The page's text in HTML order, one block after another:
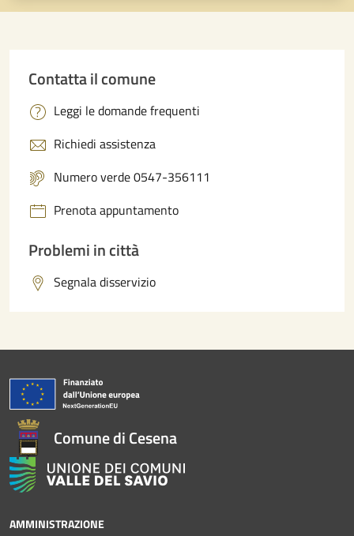
Contatta il comune
Leggi le domande frequenti
Richiedi assistenza
Numero verde 0547-356111
Prenota appuntamento
Problemi in città
Segnala disservizio
Comune di Cesena
AMMINISTRAZIONE